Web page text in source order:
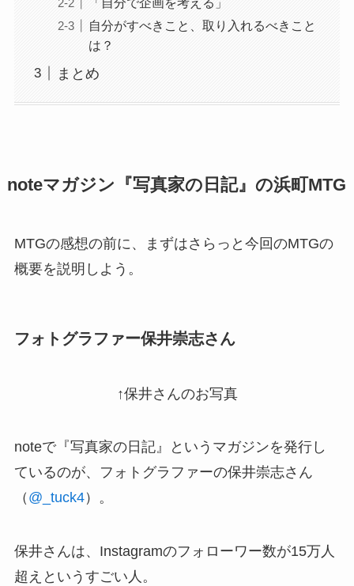
自分がすべきこと、取り入れるべきこと
は？
まとめ
noteマガジン『写真家の日記』の浜町MTG
MTGの感想の前に、まずはさらっと今回のMTGの
概要を説明しよう。
フォトグラファー保井崇志さん
↑保井さんのお写真
noteで『写真家の日記』というマガジンを発行し
ているのが、フォトグラファーの保井崇志さん
（ @_tuck4）。
保井さんは、Instagramのフォローワー数が15万人
超えというすごい人。